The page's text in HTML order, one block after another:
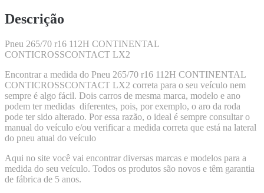
Descrição
Pneu 265/70 r16 112H CONTINENTAL
CONTICROSSCONTACT LX2
Encontrar a medida do Pneu 265/70 r16 112H CONTINENTAL
CONTICROSSCONTACT LX2 correta para o seu veículo nem
sempre é algo fácil. Dois carros de mesma marca, modelo e ano
podem ter medidas diferentes, pois, por exemplo, o aro da roda
pode ter sido alterado. Por essa razão, o ideal é sempre consultar o
manual do veículo e/ou verificar a medida correta que está na lateral
do pneu atual do veículo
Aqui no site você vai encontrar diversas marcas e modelos para a
medida do seu veículo. Todos os produtos são novos e têm garantia
de fábrica de 5 anos.